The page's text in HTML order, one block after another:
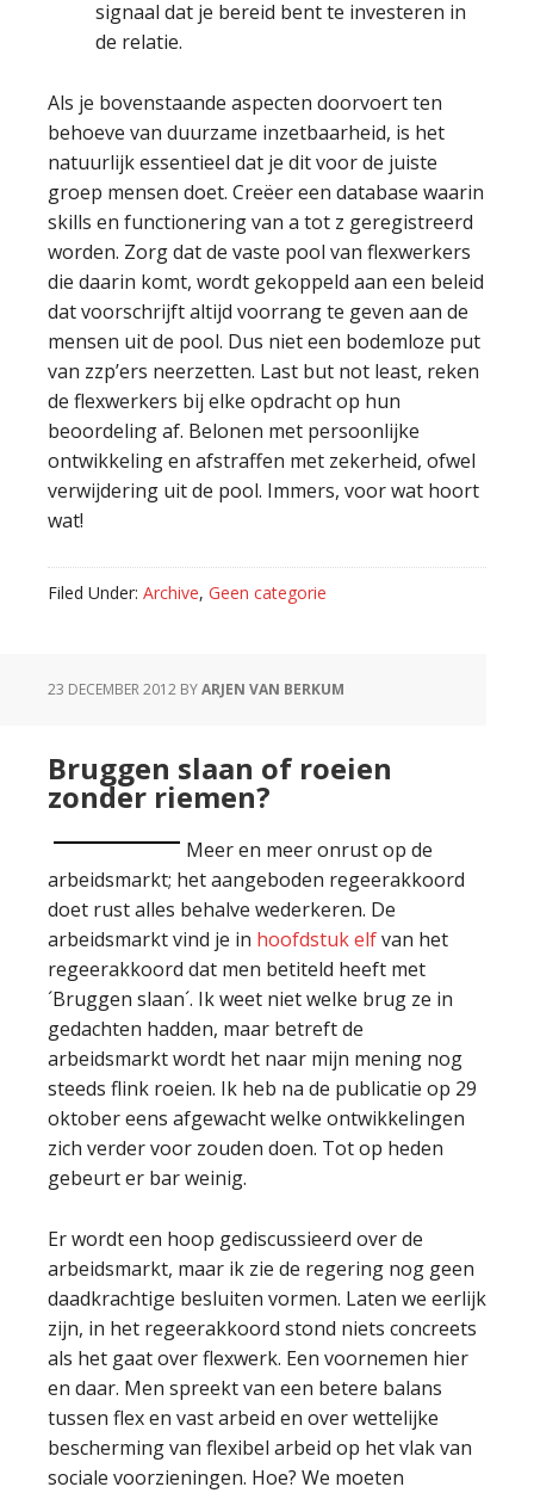
signaal dat je bereid bent te investeren in
de relatie.
Als je bovenstaande aspecten doorvoert ten
behoeve van duurzame inzetbaarheid, is het
natuurlijk essentieel dat je dit voor de juiste
groep mensen doet. Creëer een database waarin
skills en functionering van a tot z geregistreerd
worden. Zorg dat de vaste pool van flexwerkers
die daarin komt, wordt gekoppeld aan een beleid
dat voorschrijft altijd voorrang te geven aan de
mensen uit de pool. Dus niet een bodemloze put
van zzp’ers neerzetten. Last but not least, reken
de flexwerkers bij elke opdracht op hun
beoordeling af. Belonen met persoonlijke
ontwikkeling en afstraffen met zekerheid, ofwel
verwijdering uit de pool. Immers, voor wat hoort
wat!
Filed Under: Archive, Geen categorie
23 DECEMBER 2012 BYARJEN VAN BERKUM
Bruggen slaan of roeien
zonder riemen?
Meer en meer onrust op de
arbeidsmarkt; het aangeboden regeerakkoord
doet rust alles behalve wederkeren. De
arbeidsmarkt vind je in hoofdstuk elfvan het
regeerakkoord dat men betiteld heeft met
´Bruggen slaan´. Ik weet niet welke brug ze in
gedachten hadden, maar betreft de
arbeidsmarkt wordt het naar mijn mening nog
steeds flink roeien. Ik heb na de publicatie op 29
oktober eens afgewacht welke ontwikkelingen
zich verder voor zouden doen. Tot op heden
gebeurt er bar weinig.
Er wordt een hoop gediscussieerd over de
arbeidsmarkt, maar ik zie de regering nog geen
daadkrachtige besluiten vormen. Laten we eerlijk
zijn, in het regeerakkoord stond niets concreets
als het gaat over flexwerk. Een voornemen hier
en daar. Men spreekt van een betere balans
tussen flex en vast arbeid en over wettelijke
bescherming van flexibel arbeid op het vlak van
sociale voorzieningen. Hoe? We moeten